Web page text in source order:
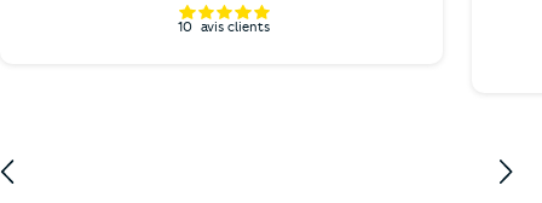
10 avis clients